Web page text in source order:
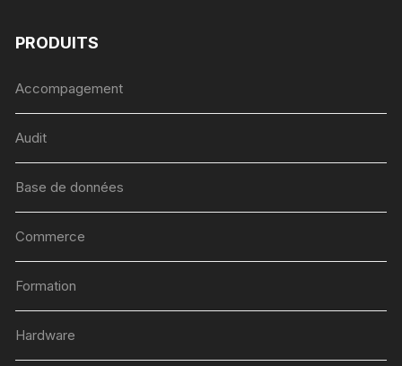
PRODUITS
Accompagement
Audit
Base de données
Commerce
Formation
Hardware